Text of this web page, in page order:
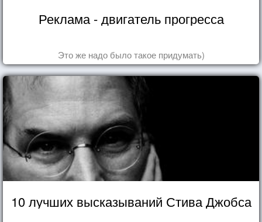
Реклама - двигатель прогресса
Это же надо было такое придумать)
10 лучших высказываний Стива Джобса